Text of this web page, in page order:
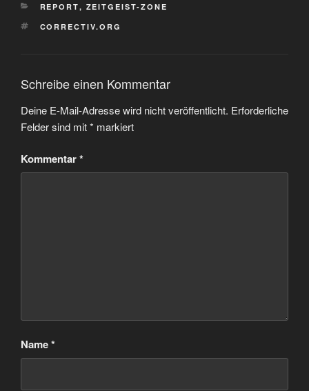
KATEGORIEN
REPORT, ZEITGEIST-ZONE
SCHLAGWÖRTER
CORRECTIV.ORG
Schreibe einen Kommentar
Deine E-Mail-Adresse wird nicht veröffentlicht. Erforderliche
Felder sind mit* markiert
Kommentar*
Name*